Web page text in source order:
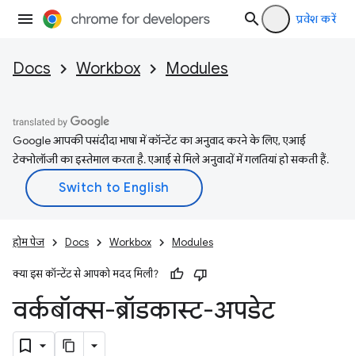
प्रवेश करें
Docs Workbox Modules
Google आपकी पसंदीदा भाषा में कॉन्टेंट का अनुवाद करने के लिए, एआई
टेक्नोलॉजी का इस्तेमाल करता है. एआई से मिले अनुवादों में गलतियां हो सकती हैं.
होम पेज Docs Workbox Modules
क्या इस कॉन्टेंट से आपको मदद मिली?
वर्कबॉक्स-ब्रॉडकास्ट-अपडेट